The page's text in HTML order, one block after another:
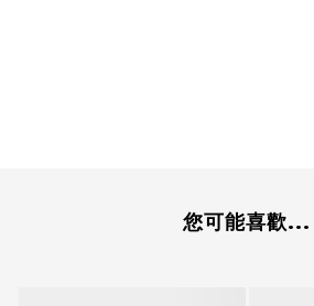
您可能喜歡...